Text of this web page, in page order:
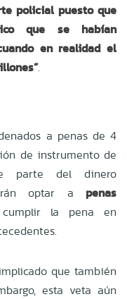
policial puesto que
que se habían
en realidad el
.
a penas de 4
de instrumento de
parte del dinero
optar a penas
la pena en
que también
esta veta aún